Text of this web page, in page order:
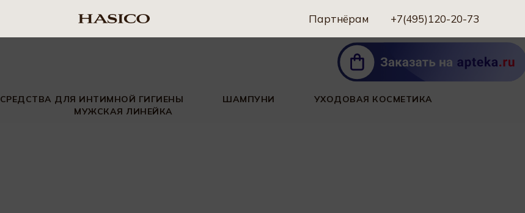
+7(495)120-20-73
Партнёрам
СРЕДСТВА ДЛЯ ИНТИМНОЙ ГИГИЕНЫ ШАМПУНИ
УХОДОВАЯ КОСМЕТИКА
МУЖСКАЯ ЛИНЕЙКА